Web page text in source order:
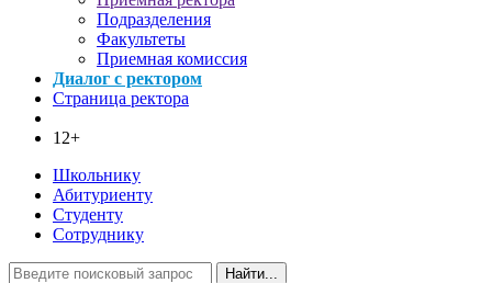
Подразделения
Факультеты
Приемная комиссия
Диалог с ректором
Страница ректора
12+
Школьнику
Абитуриенту
Студенту
Сотруднику
Найти...